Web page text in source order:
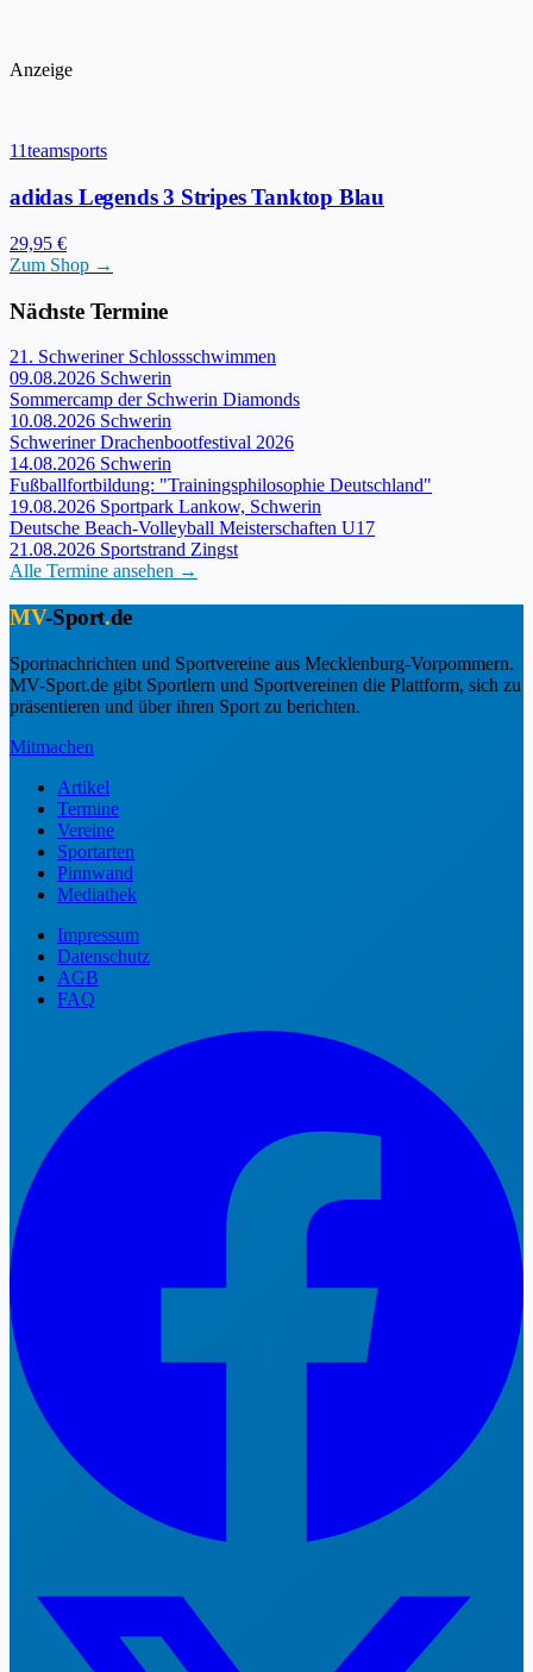
Anzeige
11teamsports
adidas Legends 3 Stripes Tanktop Blau
29,95 €
Zum Shop →
Nächste Termine
21. Schweriner Schlossschwimmen
09.08.2026 Schwerin
Sommercamp der Schwerin Diamonds
10.08.2026 Schwerin
Schweriner Drachenbootfestival 2026
14.08.2026 Schwerin
Fußballfortbildung: "Trainingsphilosophie Deutschland"
19.08.2026 Sportpark Lankow, Schwerin
Deutsche Beach-Volleyball Meisterschaften U17
21.08.2026 Sportstrand Zingst
Alle Termine ansehen →
MV-Sport.de
Sportnachrichten und Sportvereine aus Mecklenburg-Vorpommern.
MV-Sport.de gibt Sportlern und Sportvereinen die Plattform, sich zu
präsentieren und über ihren Sport zu berichten.
Mitmachen
Artikel
Termine
Vereine
Sportarten
Pinnwand
Mediathek
Impressum
Datenschutz
AGB
FAQ